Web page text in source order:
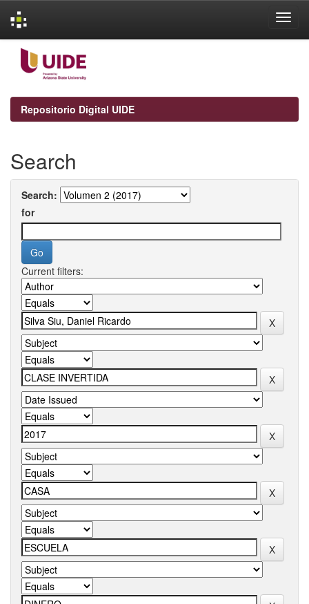
navigation
Repositorio Digital UIDE
Search
Search:
for
Current filters: